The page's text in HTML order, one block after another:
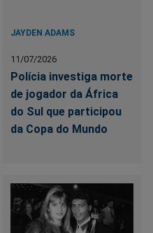
JAYDEN ADAMS
11/07/2026
Polícia investiga morte
de jogador da África
do Sul que participou
da Copa do Mundo